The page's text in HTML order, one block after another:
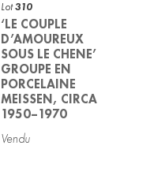
Lot310
‘LE COUPLE
D’AMOUREUX
SOUS LE CHENE’
GROUPE EN
PORCELAINE
MEISSEN, CIRCA
1950–1970